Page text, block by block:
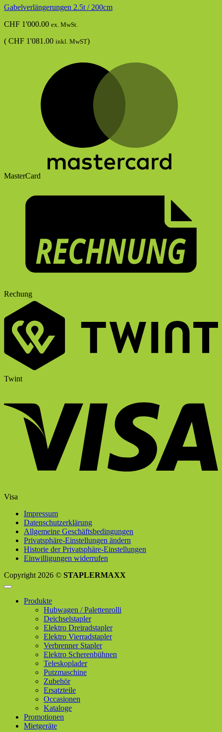
Gabelverlängerungen 2.5t / 200cm
CHF 1'000.00 ex. MwSt.
( CHF 1'081.00 inkl. MwST)
MasterCard
Rechung
Twint
Visa
Impressum
Datenschutzerklärung
Allgemeine Geschäftsbedingungen
Privatsphäre-Einstellungen ändern
Historie der Privatsphäre-Einstellungen
Einwilligungen widerrufen
Copyright 2026 © STAPLERMAXX
Produkte
Hubwagen / Palettenrolli
Deichselstapler
Elektro Dreiradstapler
Elektro Vierradstapler
Verbrenner Stapler
Elektro Scherenbühnen
Teleskoplader
Putzmaschine
Zubehör
Ersatzteile
Occasionen
Kataloge
Promotionen
Mietgeräte